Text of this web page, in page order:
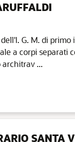
G. M. di
a corpi separati
...
SANTA